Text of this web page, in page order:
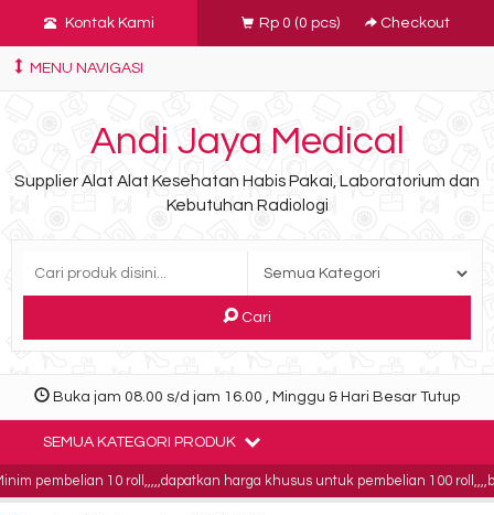
Kontak Kami Rp 0 (0 pcs) Checkout
MENU NAVIGASI
Andi Jaya Medical
Supplier Alat Alat Kesehatan Habis Pakai, Laboratorium dan
Kebutuhan Radiologi
Cari
Buka jam 08.00 s/d jam 16.00 , Minggu & Hari Besar Tutup
SEMUA KATEGORI PRODUK
pembelian 10 roll,,,,,dapatkan harga khusus untuk pembelian 100